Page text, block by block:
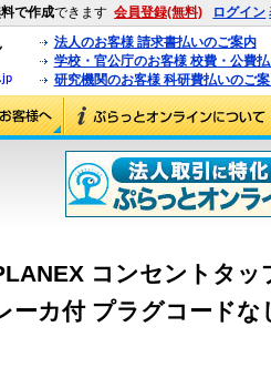
で作成できます 会員登録(無料) ログイン
法人のお客様 請求書払いのご案内
学校・官公庁のお客様 校費・公費
研究機関のお客様 科研費払いのご
コンセントタ
ーカ付 プラグコードな